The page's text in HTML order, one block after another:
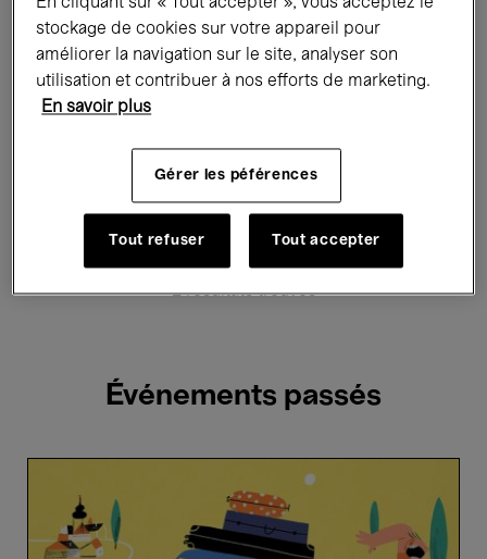
Enseignement Visites guidées
2 résultats trouvés
Événements passés
Magic
En cliquant sur « Tout accepter », vous acceptez le
stockage de cookies sur votre appareil pour
améliorer la navigation sur le site, analyser son
utilisation et contribuer à nos efforts de marketing.
En savoir plus
Gérer les péférences
Tout refuser Tout accepter